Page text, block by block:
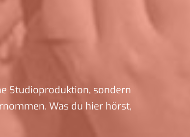
Studioproduktion, sondern
Was du hier hörst,